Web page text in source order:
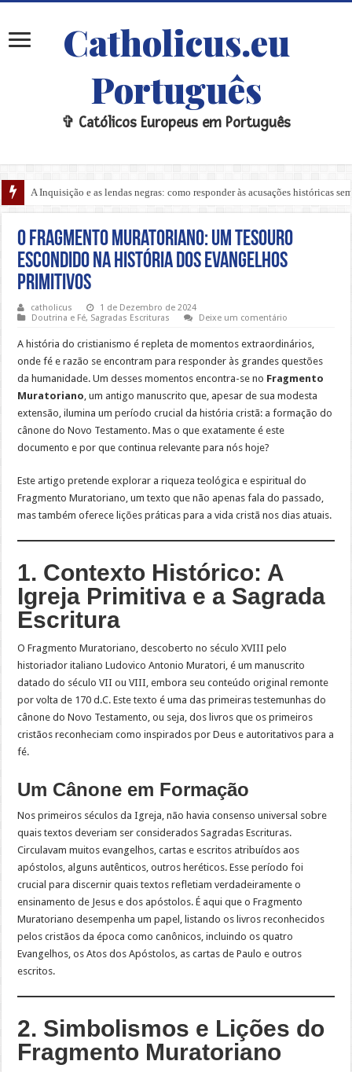
Catholicus.eu
Português
✞ Católicos Europeus em Português
A Inquisição e as lendas negras: como responder às acusações históricas
O Fragmento Muratoriano: Um Tesouro
Escondido na História dos Evangelhos
Primitivos
catholicus
1 de Dezembro de 2024
Doutrina e Fé, Sagradas Escrituras Deixe um comentário
A história do cristianismo é repleta de momentos extraordinários,
onde fé e razão se encontram para responder às grandes questões
da humanidade. Um desses momentos encontra-se no Fragmento
Muratoriano, um antigo manuscrito que, apesar de sua modesta
extensão, ilumina um período crucial da história cristã: a formação do
cânone do Novo Testamento. Mas o que exatamente é este
documento e por que continua relevante para nós hoje?
Este artigo pretende explorar a riqueza teológica e espiritual do
Fragmento Muratoriano, um texto que não apenas fala do passado,
mas também oferece lições práticas para a vida cristã nos dias atuais.
1. Contexto Histórico: A
Igreja Primitiva e a Sagrada
Escritura
O Fragmento Muratoriano, descoberto no século XVIII pelo
historiador italiano Ludovico Antonio Muratori, é um manuscrito
datado do século VII ou VIII, embora seu conteúdo original remonte
por volta de 170 d.C. Este texto é uma das primeiras testemunhas do
cânone do Novo Testamento, ou seja, dos livros que os primeiros
cristãos reconheciam como inspirados por Deus e autoritativos para a
fé.
Um Cânone em Formação
Nos primeiros séculos da Igreja, não havia consenso universal sobre
quais textos deveriam ser considerados Sagradas Escrituras.
Circulavam muitos evangelhos, cartas e escritos atribuídos aos
apóstolos, alguns autênticos, outros heréticos. Esse período foi
crucial para discernir quais textos refletiam verdadeiramente o
ensinamento de Jesus e dos apóstolos. É aqui que o Fragmento
Muratoriano desempenha um papel, listando os livros reconhecidos
pelos cristãos da época como canônicos, incluindo os quatro
Evangelhos, os Atos dos Apóstolos, as cartas de Paulo e outros
escritos.
2. Simbolismos e Lições do
Fragmento Muratoriano